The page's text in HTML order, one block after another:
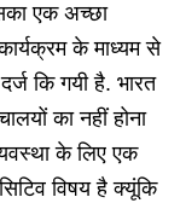
एक अच्छा
के माध्यम से
कि गयी है. भारत
का नहीं होना
के लिए एक
विषय है क्यूंकि